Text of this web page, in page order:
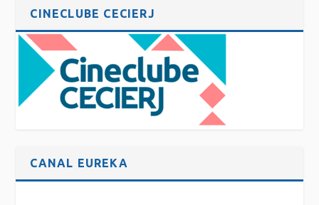
CINECLUBE CECIERJ
CANAL EUREKA